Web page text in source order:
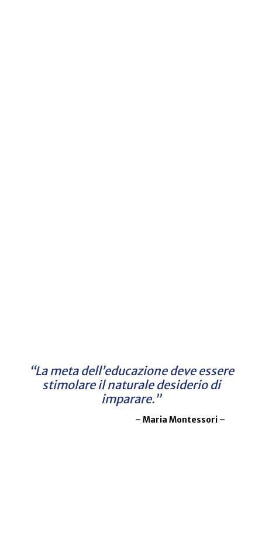
“La meta dell’educazione deve essere
stimolare il naturale desiderio di
imparare.”
– Maria Montessori –